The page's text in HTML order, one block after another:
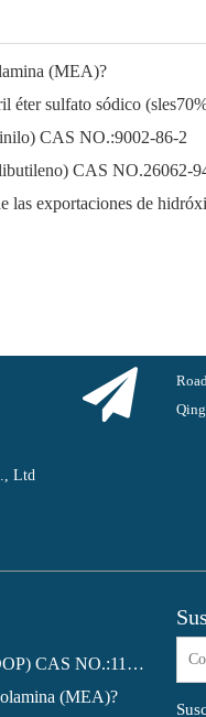
(MEA)?
CAS NO.:9002-86-2
CAS NO.26062-
Ltd
Ftalato de dioctilo (DOP) CAS NO.:117-81-7
(MEA)?